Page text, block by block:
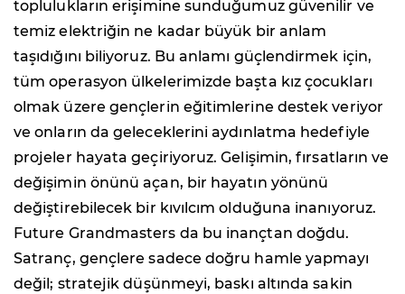
toplulukların erişimine sunduğumuz güvenilir ve
temiz elektriğin ne kadar büyük bir anlam
taşıdığını biliyoruz. Bu anlamı güçlendirmek için,
tüm operasyon ülkelerimizde başta kız çocukları
olmak üzere gençlerin eğitimlerine destek veriyor
ve onların da geleceklerini aydınlatma hedefiyle
projeler hayata geçiriyoruz. Gelişimin, fırsatların ve
değişimin önünü açan, bir hayatın yönünü
değiştirebilecek bir kıvılcım olduğuna inanıyoruz.
Future Grandmasters da bu inançtan doğdu.
Satranç, gençlere sadece doğru hamle yapmayı
değil; stratejik düşünmeyi, baskı altında sakin